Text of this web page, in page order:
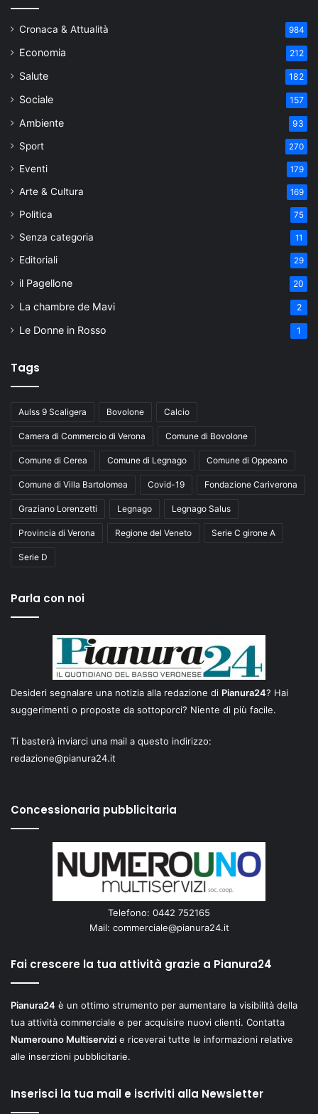
Cronaca & Attualità 984
Economia 212
Salute 182
Sociale 157
Ambiente 93
Sport 270
Eventi 179
Arte & Cultura 169
Politica 75
Senza categoria 11
Editoriali 29
il Pagellone 20
La chambre de Mavi 2
Le Donne in Rosso 1
Tags
Aulss 9 Scaligera Bovolone Calcio
Camera di Commercio di Verona Comune di Bovolone
Comune di Cerea Comune di Legnago Comune di Oppeano
Comune di Villa Bartolomea Covid-19 Fondazione Cariverona
Graziano Lorenzetti Legnago Legnago Salus
Provincia di Verona Regione del Veneto Serie C girone A
Serie D
Parla con noi
Desideri segnalare una notizia alla redazione di Pianura24? Hai
suggerimenti o proposte da sottoporci? Niente di più facile.
Ti basterà inviarci una mail a questo indirizzo:
redazione@pianura24.it
Concessionaria pubblicitaria
Telefono: 0442 752165
Mail: commerciale@pianura24.it
Fai crescere la tua attività grazie a Pianura24
Pianura24 è un ottimo strumento per aumentare la visibilità della
tua attività commerciale e per acquisire nuovi clienti. Contatta
Numerouno Multiservizi e riceverai tutte le informazioni relative
alle inserzioni pubblicitarie.
Inserisci la tua mail e iscriviti alla Newsletter